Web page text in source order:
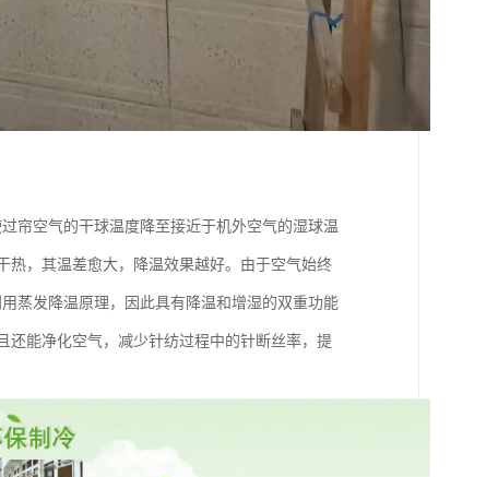
帘空气的干球温度降至接近于机外空气的湿球温
，其温差愈大，降温效果越好。由于空气始终
蒸发降温原理，因此具有降温和增湿的双重功能
还能净化空气，减少针纺过程中的针断丝率，提